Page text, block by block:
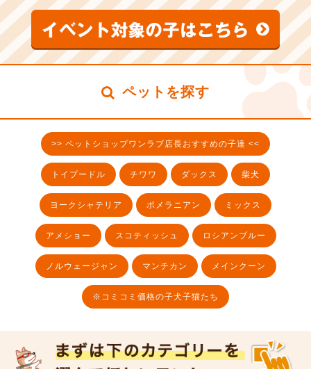
ペットを探す
>> ペットショップワンラブ店長おすすめの子達 <<
トイプードル チワワ ダックス 柴犬
ヨークシャテリア ポメラニアン ミックス
アメショー スコティッシュ ロシアンブルー
ノルウェージャン マンチカン メインクーン
※コミコミ価格の子犬子猫たち